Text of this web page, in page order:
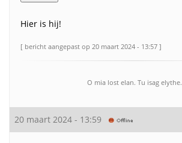
Hier is hij!
[ bericht aangepast op 20 maart 2024 - 13:57 ]
O mia lost elan. Tu isag elythe.
20 maart 2024 - 13:59